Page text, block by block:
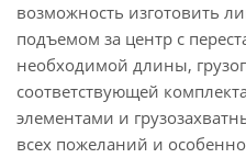
возможность изготовить
подъемом за центр с
необходимой длины,
соответствующей
элементами и
всех пожеланий и